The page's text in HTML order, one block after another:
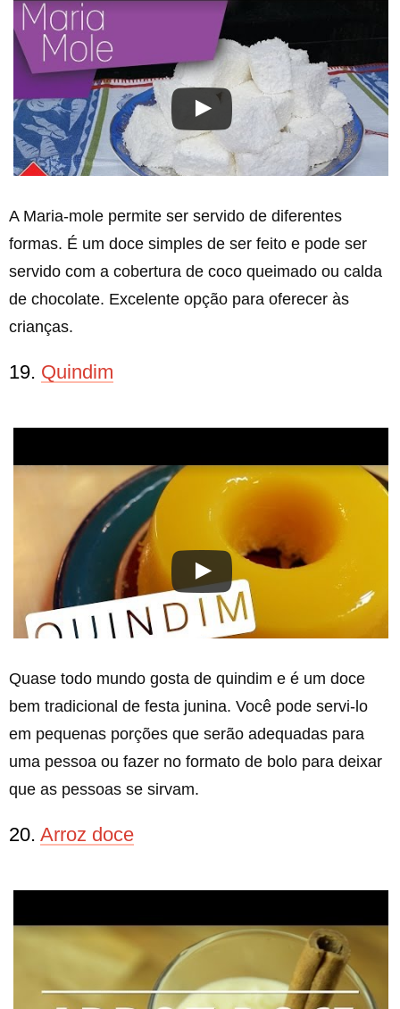
A Maria-mole permite ser servido de diferentes
formas. É um doce simples de ser feito e pode ser
servido com a cobertura de coco queimado ou calda
de chocolate. Excelente opção para oferecer às
crianças.
19. Quindim
Quase todo mundo gosta de quindim e é um doce
bem tradicional de festa junina. Você pode servi-lo
em pequenas porções que serão adequadas para
uma pessoa ou fazer no formato de bolo para deixar
que as pessoas se sirvam.
20. Arroz doce